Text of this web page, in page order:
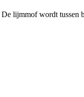
lijmmof wordt tussen